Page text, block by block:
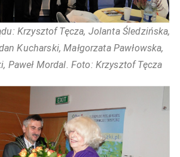
Krzysztof Tęcza, Jolanta Śledzińska,
Kucharski, Małgorzata Pawłowska,
Paweł Mordal. Foto: Krzysztof Tęcza